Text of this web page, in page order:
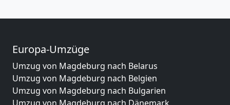
Europa-Umzüge
Umzug von Magdeburg nach Belarus
Umzug von Magdeburg nach Belgien
Umzug von Magdeburg nach Bulgarien
Umzug von Magdeburg nach Dänemark